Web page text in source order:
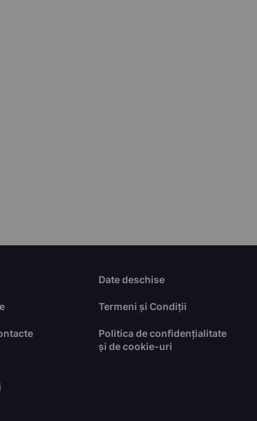
Date deschise
Termeni și Condiții
Politica de confidențialitate
și de cookie-uri